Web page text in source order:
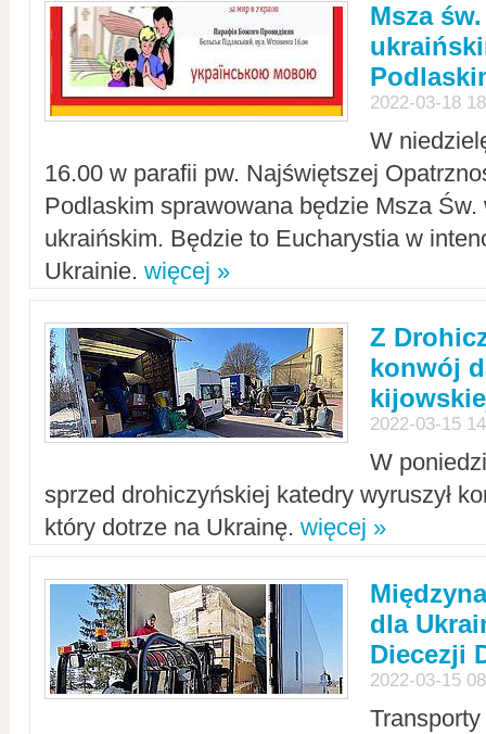
Msza
2022-03-18
W
16.00 w parafii pw. Najświętszej
Podlaskim sprawowana będzie Msza Św.
ukraińskim. Będzie to Eucharystia w
Ukrainie. więcej »
Z
konwój
2022-03-15
W
sprzed drohiczyńskiej katedry wyruszył
który dotrze na Ukrainę. więcej »
dla
Diecezji
2022-03-15